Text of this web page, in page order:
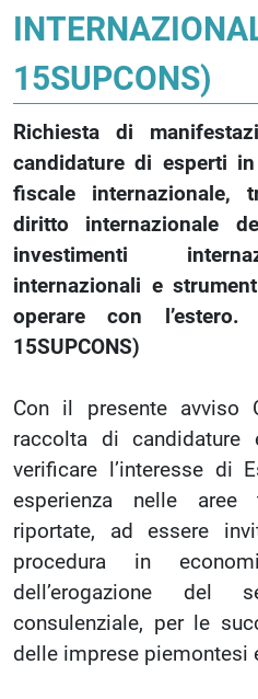
15SUPCONS)
Richiesta di
candidature di esperti
fiscale internazionale,
diritto internazionale
investimenti
internazionali e
operare con
15SUPCONS)
Con il presente avviso
raccolta di candidature
verificare l’interesse di
esperienza nelle
riportate, ad essere
procedura in
dell’erogazione del
consulenziale, per le
delle imprese piemontesi